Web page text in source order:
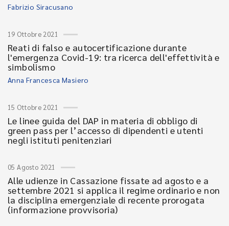
Fabrizio Siracusano
19 Ottobre 2021
Reati di falso e autocertificazione durante
l'emergenza Covid-19: tra ricerca dell'effettività e
simbolismo
Anna Francesca Masiero
15 Ottobre 2021
Le linee guida del DAP in materia di obbligo di
green pass per l’accesso di dipendenti e utenti
negli istituti penitenziari
05 Agosto 2021
Alle udienze in Cassazione fissate ad agosto e a
settembre 2021 si applica il regime ordinario e non
la disciplina emergenziale di recente prorogata
(informazione provvisoria)